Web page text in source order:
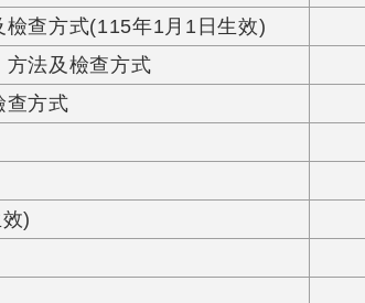
查方式(115年1月1日生效)
方法及檢查方式
查方式
)